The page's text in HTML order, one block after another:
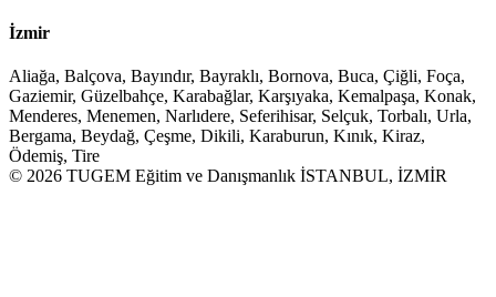
İzmir
Aliağa, Balçova, Bayındır, Bayraklı, Bornova, Buca, Çiğli, Foça,
Gaziemir, Güzelbahçe, Karabağlar, Karşıyaka, Kemalpaşa, Konak,
Menderes, Menemen, Narlıdere, Seferihisar, Selçuk, Torbalı, Urla,
Bergama, Beydağ, Çeşme, Dikili, Karaburun, Kınık, Kiraz,
Ödemiş, Tire
© 2026 TUGEM Eğitim ve Danışmanlık İSTANBUL, İZMİR